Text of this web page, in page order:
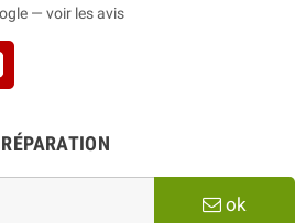
— voir les avis
ok